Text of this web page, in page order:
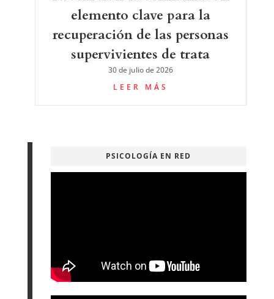
elemento clave para la
recuperación de las personas
supervivientes de trata
30 de julio de 2026
LEER MÁS
PSICOLOGÍA EN RED